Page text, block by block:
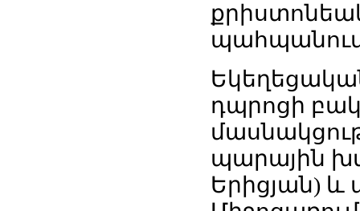
դպրոցի
պարային
Երիցյան)